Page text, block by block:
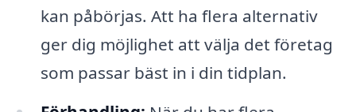
kan påbörjas. Att ha flera alternativ
ger dig möjlighet att välja det företag
som passar bäst in i din tidplan.